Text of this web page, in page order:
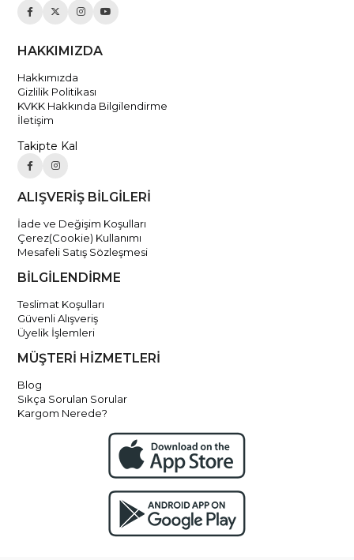
HAKKIMIZDA
Hakkımızda
Gizlilik Politikası
KVKK Hakkında Bilgilendirme
İletişim
Takipte Kal
ALIŞVERİŞ BİLGİLERİ
İade ve Değişim Koşulları
Çerez(Cookie) Kullanımı
Mesafeli Satış Sözleşmesi
BİLGİLENDİRME
Teslimat Koşulları
Güvenli Alışveriş
Üyelik İşlemleri
MÜŞTERİ HİZMETLERİ
Blog
Sıkça Sorulan Sorular
Kargom Nerede?